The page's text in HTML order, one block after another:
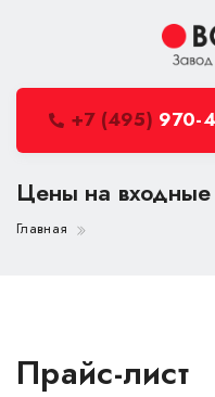
+7 (495) 970-
Цены на входные
Главная
Прайс-лист